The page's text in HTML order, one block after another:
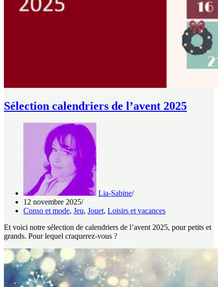
Sélection calendriers de l’avent 2025
Lia-Sabine
12 novembre 2025
Conso et mode, Jeu, Jouet, Loisirs et vacances
Et voici notre sélection de calendriers de l’avent 2025, pour petits et
grands. Pour lequel craquerez-vous ?